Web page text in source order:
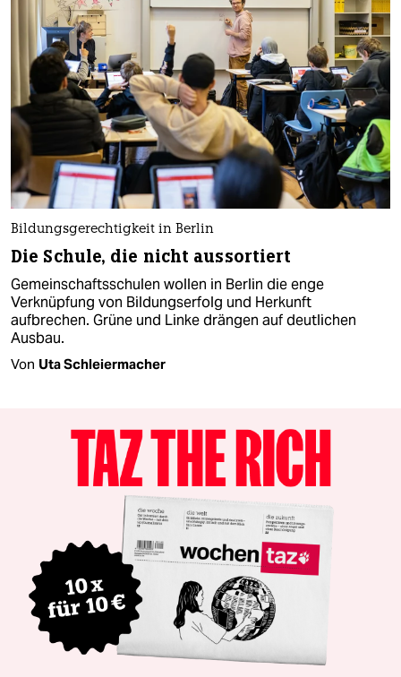
Bildungsgerechtigkeit in Berlin
Die Schule, die nicht aussortiert
Gemeinschaftsschulen wollen in Berlin die enge
Verknüpfung von Bildungserfolg und Herkunft
aufbrechen. Grüne und Linke drängen auf deutlichen
Ausbau.
Von Uta Schleiermacher